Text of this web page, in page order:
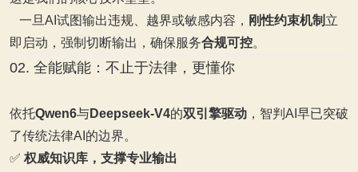
一旦AI试图输出违规、越界或敏感内容， 刚性约束机制 立
即启动，强制切断输出，确保服务合规可控。
02. 全能赋能：不止于法律，更懂你
依托Qwen6与Deepseek‑V4的双引擎驱动 ，智判AI早已突破
了传统法律AI的边界。
✅ 权威知识库，支撑专业输出